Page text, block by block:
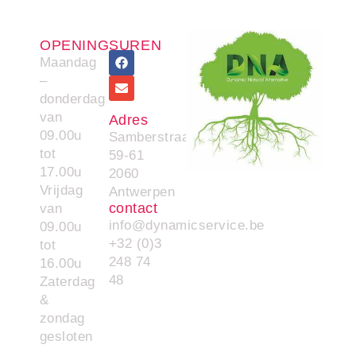
OPENINGSUREN
Maandag
–
donderdag
van
09.00u
tot
17.00u
Vrijdag
van
09.00u
tot
16.00u
Zaterdag
&
zondag
gesloten
Adres
Samberstraat
59-61
2060
Antwerpen
contact
info@dynamicservice.be
+32 (0)3
248 74
48